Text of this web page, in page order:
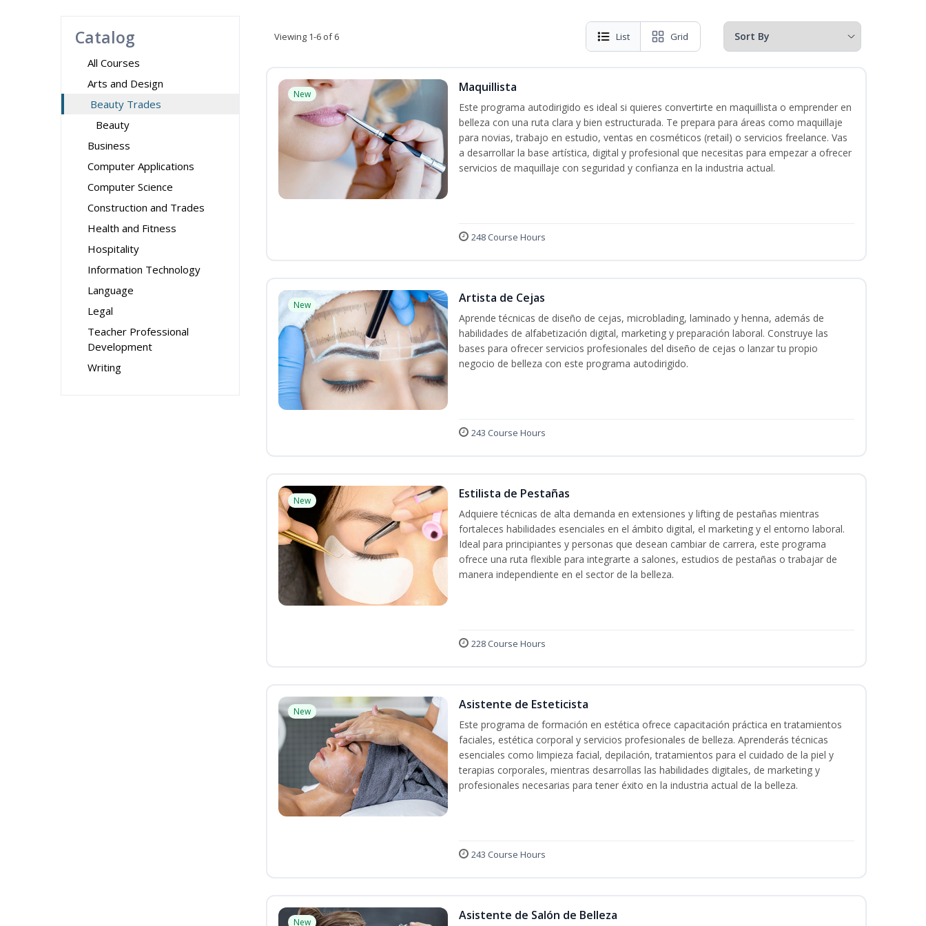
Catalog
All Courses
Arts and Design
Beauty Trades
Beauty
Business
Computer Applications
Computer Science
Construction and Trades
Health and Fitness
Hospitality
Information Technology
Language
Legal
Teacher Professional
Development
Writing
Viewing 1-6 of 6 List Grid
New Maquillista
Este programa autodirigido es ideal si quieres convertirte en maquillista o emprender en
belleza con una ruta clara y bien estructurada. Te prepara para áreas como maquillaje
para novias, trabajo en estudio, ventas en cosméticos (retail) o servicios freelance. Vas
a desarrollar la base artística, digital y profesional que necesitas para empezar a ofrecer
servicios de maquillaje con seguridad y confianza en la industria actual.
248 Course Hours
New Artista de Cejas
Aprende técnicas de diseño de cejas, microblading, laminado y henna, además de
habilidades de alfabetización digital, marketing y preparación laboral. Construye las
bases para ofrecer servicios profesionales del diseño de cejas o lanzar tu propio
negocio de belleza con este programa autodirigido.
243 Course Hours
New Estilista de Pestañas
Adquiere técnicas de alta demanda en extensiones y lifting de pestañas mientras
fortaleces habilidades esenciales en el ámbito digital, el marketing y el entorno laboral.
Ideal para principiantes y personas que desean cambiar de carrera, este programa
ofrece una ruta flexible para integrarte a salones, estudios de pestañas o trabajar de
manera independiente en el sector de la belleza.
228 Course Hours
New Asistente de Esteticista
Este programa de formación en estética ofrece capacitación práctica en tratamientos
faciales, estética corporal y servicios profesionales de belleza. Aprenderás técnicas
esenciales como limpieza facial, depilación, tratamientos para el cuidado de la piel y
terapias corporales, mientras desarrollas las habilidades digitales, de marketing y
profesionales necesarias para tener éxito en la industria actual de la belleza.
243 Course Hours
New Asistente de Salón de Belleza